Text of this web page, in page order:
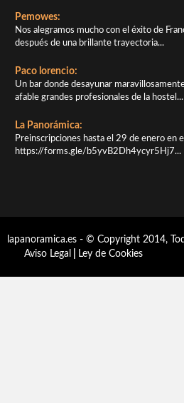
Pemowes:
Nos alegramos mucho con el éxito de
después de una brillante trayectoria...
Paco lorencio:
Un bar donde desayunar
afable grandes profesionales de la hostel...
La Panorámica:
Preinscripciones hasta el 29 de enero en
https://forms.gle/b5yvB2Dh4ycyr5Hj7...
lapanoramica.es - © Copyright 2014,
Aviso Legal
Ley de Cookies